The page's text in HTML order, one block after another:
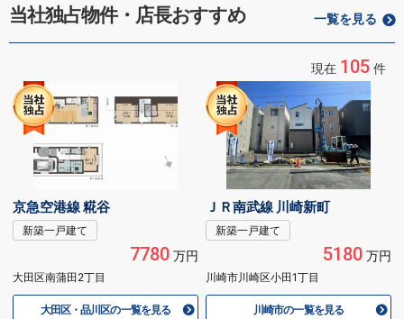
当社独占物件・店長おすすめ 一覧を見る
現在 105 件
京急空港線 糀谷
新築一戸建て
7780万円
大田区南蒲田2丁目
大田区・品川区の一覧を見る
ＪＲ南武線 川崎新町
新築一戸建て
5180万円
川崎市川崎区小田1丁目
川崎市の一覧を見る